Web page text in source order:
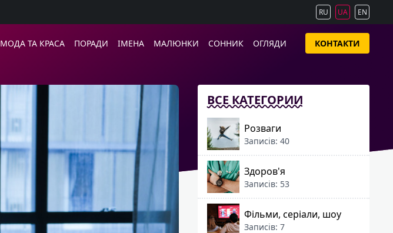
RU UA EN
МОДА ТА КРАСА ПОРАДИ ІМЕНА МАЛЮНКИ СОННИК ОГЛЯДИ КОНТАКТИ
ВСЕ КАТЕГОРИИ
Розваги
Записів: 40
Здоров'я
Записів: 53
Фільми, серіали, шоу
Записів: 7